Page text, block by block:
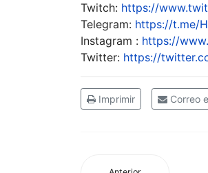
Twitch: https://
Telegram: https://t.me/
Instagram : https://
Twitter: https://
Imprimir Correo